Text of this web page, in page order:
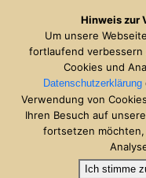
Hinweis zur
Um unsere
fortlaufend
Cookies und
Datenschutzerklärung
Verwendung von
Ihren Besuch auf
fortsetzen möchten,
Ich stimme